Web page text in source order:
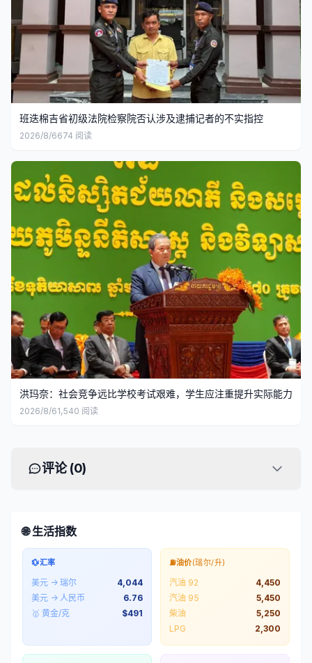
班迭棉吉省初级法院检察院否认涉及逮捕记者的不实指控
2026/8/6674 阅读
洪玛奈：社会竞争远比学校考试艰难，学生应注重提升实际能力
2026/8/61,540 阅读
评论 (0)
🌐 生活指数
💱汇率
美元 → 瑞尔
4,044
美元 → 人民币
6.76
🥇 黄金/克
$491
⛽油价(瑞尔/升)
汽油 92
4,450
汽油 95
5,450
柴油
5,250
LPG
2,300